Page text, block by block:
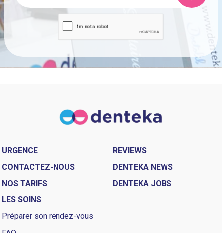
URGENCE
CONTACTEZ-NOUS
NOS TARIFS
LES SOINS
REVIEWS
DENTEKA NEWS
DENTEKA JOBS
Préparer son rendez-vous